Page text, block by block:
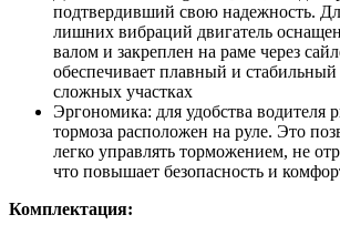
подтвердивший свою надежность.
лишних вибраций двигатель
валом и закреплен на раме через
обеспечивает плавный и
сложных участках
Эргономика: для удобства водителя
тормоза расположен на руле. Это
легко управлять торможением, не
что повышает безопасность и
Комплектация: